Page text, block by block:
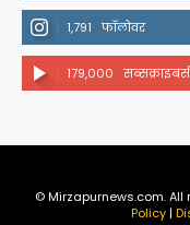
1,791 फॉलोवर
179,000 सब्सक्राइबर्स
© Mirzapurnews.com.
Policy|